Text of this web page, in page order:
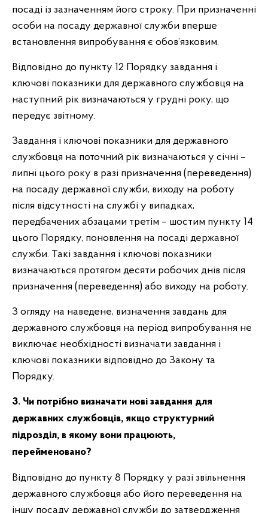
посаді із зазначенням його строку. При призначенні
особи на посаду державної служби вперше
встановлення випробування є обов’язковим.
Відповідно до пункту 12 Порядку завдання і
ключові показники для державного службовця на
наступний рік визначаються у грудні року, що
передує звітному.
Завдання і ключові показники для державного
службовця на поточний рік визначаються у січні –
липні цього року в разі призначення (переведення)
на посаду державної служби, виходу на роботу
після відсутності на службі у випадках,
передбачених абзацами третім – шостим пункту 14
цього Порядку, поновлення на посаді державної
служби. Такі завдання і ключові показники
визначаються протягом десяти робочих днів після
призначення (переведення) або виходу на роботу.
З огляду на наведене, визначення завдань для
державного службовця на період випробування не
виключає необхідності визначати завдання і
ключові показники відповідно до Закону та
Порядку.
3. Чи потрібно визначати нові завдання для
державних службовців, якщо структурний
підрозділ, в якому вони працюють,
перейменовано?
Відповідно до пункту 8 Порядку у разі звільнення
державного службовця або його переведення на
іншу посаду державної служби до затвердження